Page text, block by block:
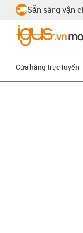
Sẵn sàng vận
Cửa hàng trực tuyến